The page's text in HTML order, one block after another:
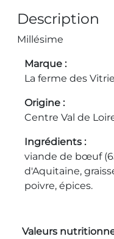
Description
Millésime
Marque
La ferme des
Origine
Centre Val de
Ingrédients
viande de bœuf
d'Aquitaine,
poivre, épices.
Valeurs